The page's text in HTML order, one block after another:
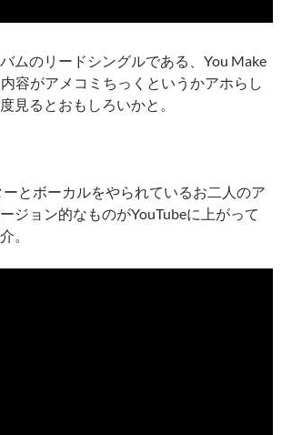
ムのリードシングルである、You Make
容がアメコミちっくというかアホらし
見るとおもしろいかと。
ーとボーカルをやられているお二人のア
ジョン的なものがYouTubeに上がって
。